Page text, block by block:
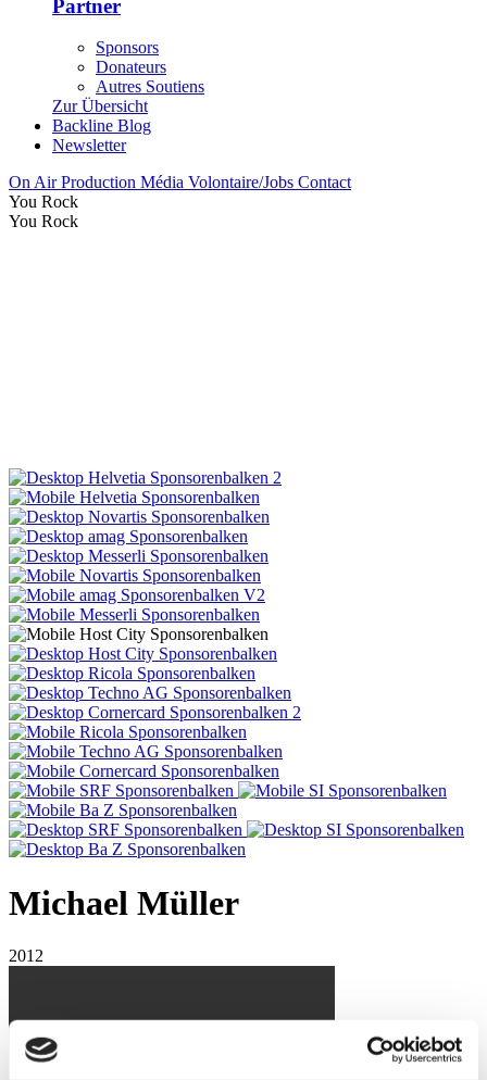
Partner
Sponsors
Donateurs
Autres Soutiens
Zur Übersicht
Backline Blog
Newsletter
On AirProduction Média Volontaire/Jobs Contact
You Rock
You Rock
Michael Müller
2012